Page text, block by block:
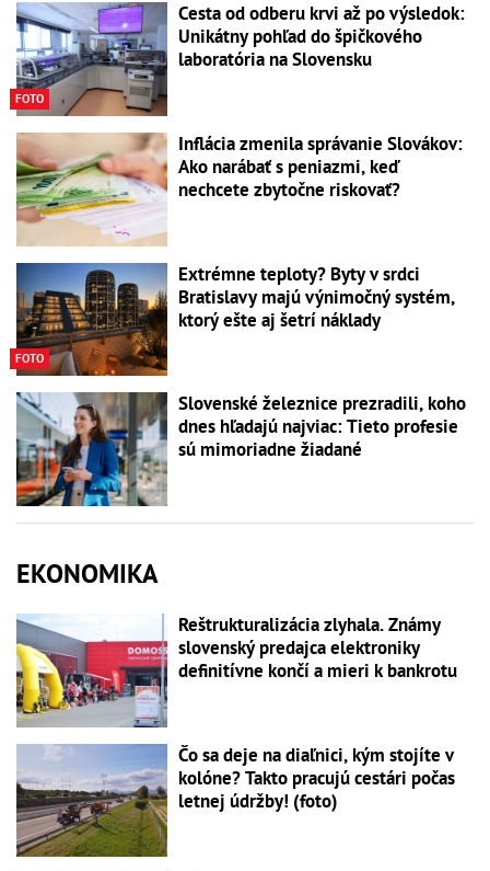
FOTO
Cesta od odberu krvi až po výsledok:
Unikátny pohľad do špičkového
laboratória na Slovensku
Inflácia zmenila správanie Slovákov:
Ako narábať s peniazmi, keď
nechcete zbytočne riskovať?
FOTO
Extrémne teploty? Byty v srdci
Bratislavy majú výnimočný systém,
ktorý ešte aj šetrí náklady
Slovenské železnice prezradili, koho
dnes hľadajú najviac: Tieto profesie
sú mimoriadne žiadané
EKONOMIKA
Reštrukturalizácia zlyhala. Známy
slovenský predajca elektroniky
definitívne končí a mieri k bankrotu
Čo sa deje na diaľnici, kým stojíte v
kolóne? Takto pracujú cestári počas
letnej údržby! (foto)